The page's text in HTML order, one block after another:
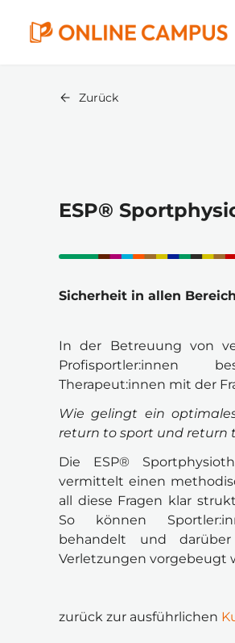
Zurück
ESP®
Sicherheit in allen
In der Betreuung von
Profisportler:innen
Therapeut:innen mit der
Wie gelingt ein
return to sport und return
Die ESP®
vermittelt einen
all diese Fragen klar
So können
behandelt und
Verletzungen vorgebeugt
zurück zur ausführlichen